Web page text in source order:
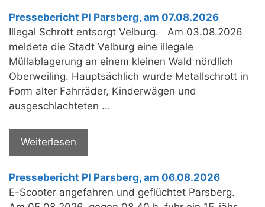
Pressebericht PI Parsberg, am 07.08.2026
Illegal Schrott entsorgt Velburg. Am 03.08.2026
meldete die Stadt Velburg eine illegale
Müllablagerung an einem kleinen Wald nördlich
Oberweiling. Hauptsächlich wurde Metallschrott in
Form alter Fahrräder, Kinderwägen und
ausgeschlachteten ...
Weiterlesen
Pressebericht PI Parsberg, am 06.08.2026
E-Scooter angefahren und geflüchtet Parsberg.